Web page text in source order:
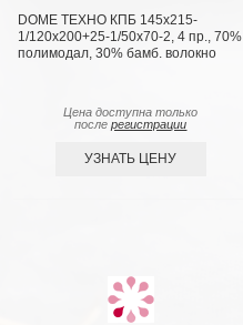
DOME ТЕХНО КПБ 145х215-
1/120х200+25-1/50х70-2, 4 пр., 70%
полимодал, 30% бамб. волокно
Цена доступна только
послерегистрации
УЗНАТЬ ЦЕНУ